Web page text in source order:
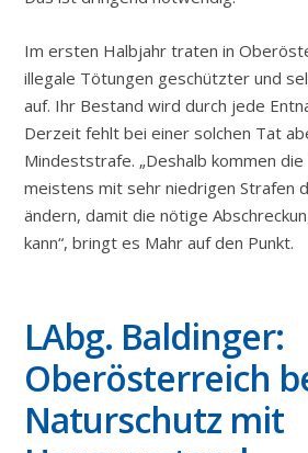
Im ersten Halbjahr traten in
illegale Tötungen geschützter und
auf. Ihr Bestand wird durch jede
Derzeit fehlt bei einer solchen Tat
Mindeststrafe. „Deshalb kommen
meistens mit sehr niedrigen Strafen
ändern, damit die nötige
kann“, bringt es Mahr auf den Punkt.
LAbg. Baldinger:
Oberösterreich
Naturschutz mit